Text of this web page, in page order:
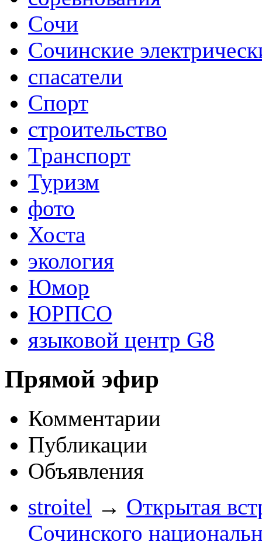
Сочи
Сочинские
спасатели
Спорт
строительство
Транспорт
Туризм
фото
Хоста
экология
Юмор
ЮРПСО
языковой центр G8
Прямой эфир
Комментарии
Публикации
Объявления
stroitel → Открытая
Сочинского